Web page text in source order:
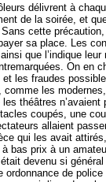
délivrent à
de la soirée, et
cette
sa place. Les
que l’indique
On en
les fraudes
comme les
théâtres
coupés, une
allaient
qui les avait
bas prix à un
devenu si
ordonnance de